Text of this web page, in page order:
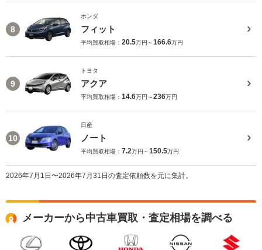
8
ホンダ
フィット
平均買取相場： 20.5万円～166.6万円
9
トヨタ
アクア
平均買取相場： 14.6万円～236万円
10
日産
ノート
平均買取相場： 7.2万円～150.5万円
2026年7月1日〜2026年7月31日の査定依頼数を元に集計。
メーカーから中古車買取・査定相場を調べる